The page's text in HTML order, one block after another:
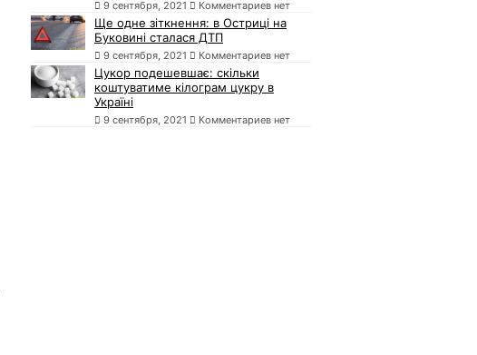
9 сентября, 2021 Комментариев нет
Ще одне зіткнення: в Остриці на
Буковині сталася ДТП
9 сентября, 2021 Комментариев нет
Цукор подешевшає: скільки
коштуватиме кілограм цукру в
Україні
9 сентября, 2021 Комментариев нет